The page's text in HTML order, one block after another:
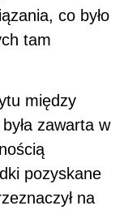
co było
tam
między
zawarta w
pozyskane
na